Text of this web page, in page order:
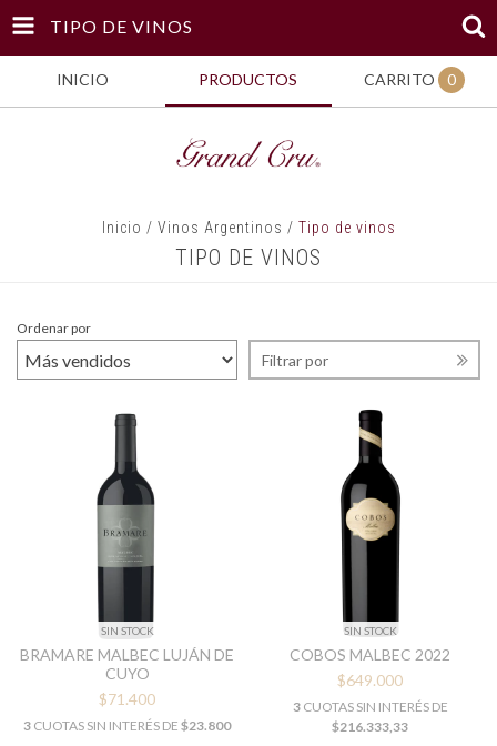
TIPO DE VINOS
INICIO PRODUCTOS CARRITO 0
Inicio / Vinos Argentinos / Tipo de vinos
TIPO DE VINOS
Ordenar por
Filtrar por
SIN STOCK
BRAMARE MALBEC LUJÁN DE
CUYO
$71.400
3 CUOTAS SIN INTERÉS DE $23.800
SIN STOCK
COBOS MALBEC 2022
$649.000
3CUOTAS SIN INTERÉS DE
$216.333,33